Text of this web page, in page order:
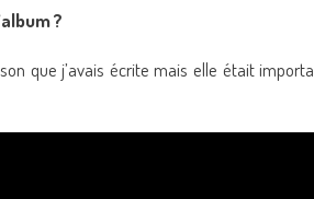
?
que j’avais écrite mais elle était